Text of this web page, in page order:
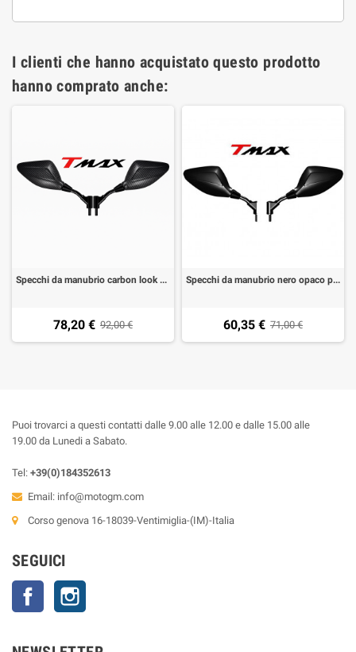
I clienti che hanno acquistato questo prodotto
hanno comprato anche:
Specchi da manubrio carbon look per Yamaha T-Max 500 04-11, T-MAX 530 12- omologati (1 coppia)
78,20 € 92,00 €
Specchi da manubrio nero opaco per Yamaha T-Max 500 04-11, T-MAX 530 12- omologati (1 coppia)
60,35 € 71,00 €
Puoi trovarci a questi contatti dalle 9.00 alle 12.00 e dalle 15.00 alle
19.00 da Lunedi a Sabato.
Tel: +39(0)184352613
Email: info@motogm.com
Corso genova 16-18039-Ventimiglia-(IM)-Italia
SEGUICI
Facebook